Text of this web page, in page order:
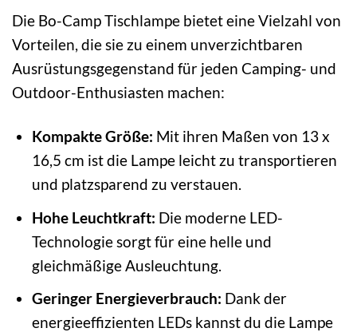
Die Bo-Camp Tischlampe bietet eine Vielzahl von
Vorteilen, die sie zu einem unverzichtbaren
Ausrüstungsgegenstand für jeden Camping- und
Outdoor-Enthusiasten machen:
Kompakte Größe: Mit ihren Maßen von 13 x
16,5 cm ist die Lampe leicht zu transportieren
und platzsparend zu verstauen.
Hohe Leuchtkraft: Die moderne LED-
Technologie sorgt für eine helle und
gleichmäßige Ausleuchtung.
Geringer Energieverbrauch: Dank der
energieeffizienten LEDs kannst du die Lampe